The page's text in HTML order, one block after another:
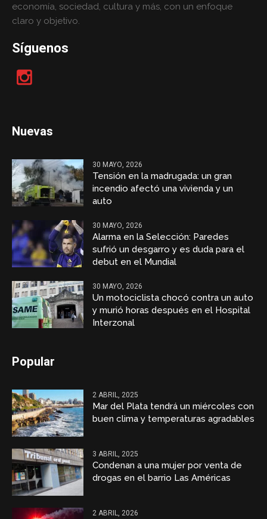
economía, sociedad, cultura y más, con un enfoque
claro y objetivo.
Síguenos
Nuevas
30 MAYO, 2026
Tensión en la madrugada: un gran
incendio afectó una vivienda y un
auto
30 MAYO, 2026
Alarma en la Selección: Paredes
sufrió un desgarro y es duda para el
debut en el Mundial
30 MAYO, 2026
Un motociclista chocó contra un auto
y murió horas después en el Hospital
Interzonal
Popular
2 ABRIL, 2025
Mar del Plata tendrá un miércoles con
buen clima y temperaturas agradables
3 ABRIL, 2025
Condenan a una mujer por venta de
drogas en el barrio Las Américas
2 ABRIL, 2026